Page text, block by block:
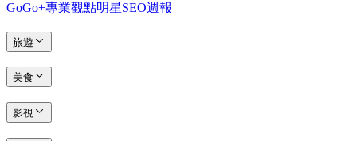
GoGo+專業觀點明星SEO週報
旅遊
美食
影視